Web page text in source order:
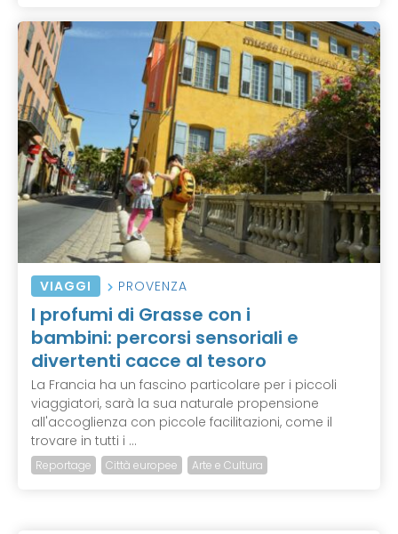
VIAGGI PROVENZA
I profumi di Grasse con i
bambini: percorsi sensoriali e
divertenti cacce al tesoro
La Francia ha un fascino particolare per i piccoli
viaggiatori, sarà la sua naturale propensione
all'accoglienza con piccole facilitazioni, come il
trovare in tutti i ...
Reportage Città europee Arte e Cultura